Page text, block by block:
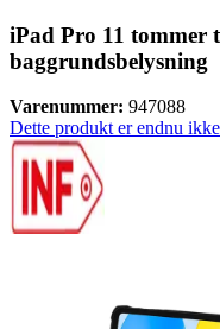
iPad Pro 11 tommer
baggrundsbelysning
Varenummer: 947088
Dette produkt er endnu